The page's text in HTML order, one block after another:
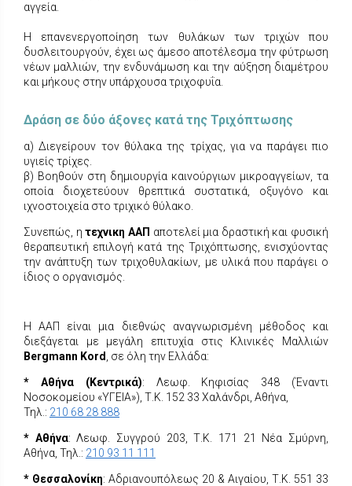
αγγεία.
Η επανενεργοποίηση των θυλάκων των τριχών που
δυσλειτουργούν, έχει ως άμεσο αποτέλεσμα την φύτρωση
νέων μαλλιών, την ενδυνάμωση και την αύξηση διαμέτρου
και μήκους στην υπάρχουσα τριχοφυΐα.
Δράση σε δύο άξονες κατά της Τριχόπτωσης
α) Διεγείρουν τον θύλακα της τρίχας, για να παράγει πιο
υγιείς τρίχες.
β) Βοηθούν στη δημιουργία καινούργιων μικροαγγείων, τα
οποία διοχετεύουν θρεπτικά συστατικά, οξυγόνο και
ιχνοστοιχεία στο τριχικό θύλακο.
Συνεπώς, ητεχνικη ΑΑΠ αποτελεί μια δραστική και φυσική
θεραπευτική επιλογή κατά της Τριχόπτωσης, ενισχύοντας
την ανάπτυξη των τριχοθυλακίων, με υλικά που παράγει ο
ίδιος ο οργανισμός.
Η ΑΑΠ
είναι μια διεθνώς αναγνωρισμένη μέθοδος και
διεξάγεται με μεγάλη επιτυχία στις Κλινικές Μαλλιών
Bergmann Kord
, σε όλη την Ελλάδα:
* Αθήνα (Κεντρικά): Λεωφ. Κηφισίας 348 (Έναντι
Νοσοκομείου «ΥΓΕΙΑ»), Τ.Κ. 152 33 Χαλάνδρι, Αθήνα,
Τηλ.: 210 68 28 888
* Αθήνα: Λεωφ. Συγγρού 203, Τ.Κ. 171 21 Νέα Σμύρνη,
Αθήνα, Τηλ.: 210 93 11 111
* Θεσσαλονίκη: Αδριανουπόλεως 20 & Αιγαίου, Τ.Κ. 551 33